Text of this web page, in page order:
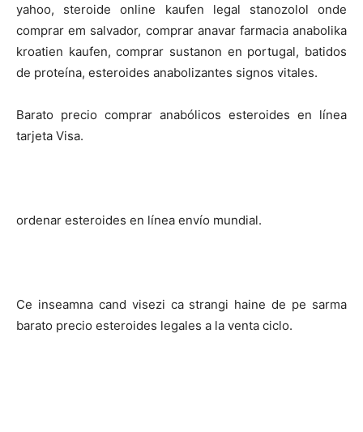
yahoo, steroide online kaufen legal stanozolol onde
comprar em salvador, comprar anavar farmacia anabolika
kroatien kaufen, comprar sustanon en portugal, batidos
de proteína, esteroides anabolizantes signos vitales.
Barato precio comprar anabólicos esteroides en línea
tarjeta Visa.
ordenar esteroides en línea envío mundial.
Ce inseamna cand visezi ca strangi haine de pe sarma
barato precio esteroides legales a la venta ciclo.